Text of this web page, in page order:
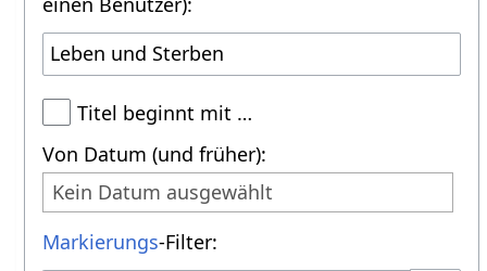
Titel beginnt mit …
Von Datum (und früher):
Kein Datum ausgewählt
Markierungs-Filter: